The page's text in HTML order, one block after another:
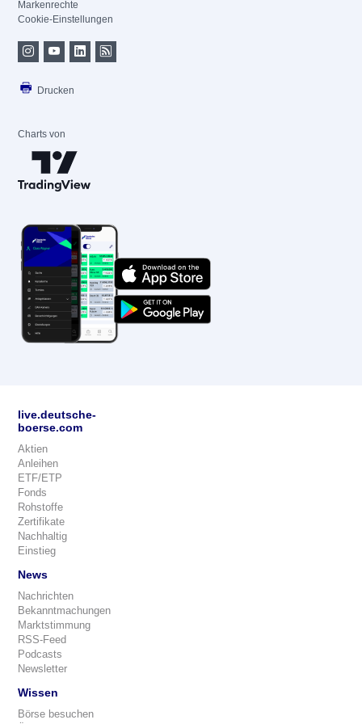
Markenrechte
Cookie-Einstellungen
Drucken
Charts von
live.deutsche-
boerse.com
Aktien
Anleihen
ETF/ETP
Fonds
Rohstoffe
Zertifikate
Nachhaltig
Einstieg
News
Nachrichten
Bekanntmachungen
Marktstimmung
RSS-Feed
Podcasts
Newsletter
Wissen
Börse besuchen